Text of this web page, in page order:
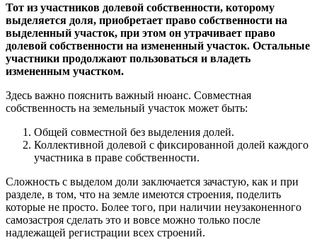
Тот из участников долевой собственности, которому
выделяется доля, приобретает право собственности на
выделенный участок, при этом он утрачивает право
долевой собственности на измененный участок. Остальные
участники продолжают пользоваться и владеть
измененным участком.
Здесь важно пояснить важный нюанс. Совместная
собственность на земельный участок может быть:
Общей совместной без выделения долей.
Коллективной долевой с фиксированной долей каждого
участника в праве собственности.
Сложность с выделом доли заключается зачастую, как и при
разделе, в том, что на земле имеются строения, поделить
которые не просто. Более того, при наличии неузаконенного
самозастроя сделать это и вовсе можно только после
надлежащей регистрации всех строений.